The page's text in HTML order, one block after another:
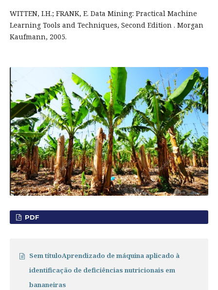
WITTEN, I.H.; FRANK, E. Data Mining: Practical Machine
Learning Tools and Techniques, Second Edition . Morgan
Kaufmann, 2005.
PDF
Sem títuloAprendizado de máquina aplicado à
identificação de deficiências nutricionais em
bananeiras